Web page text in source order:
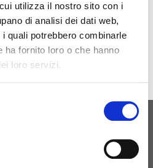
utilizza il nostro sito con i
di analisi dei dati web,
quali potrebbero combinarle
ha fornito loro o che hanno
loro servizi.